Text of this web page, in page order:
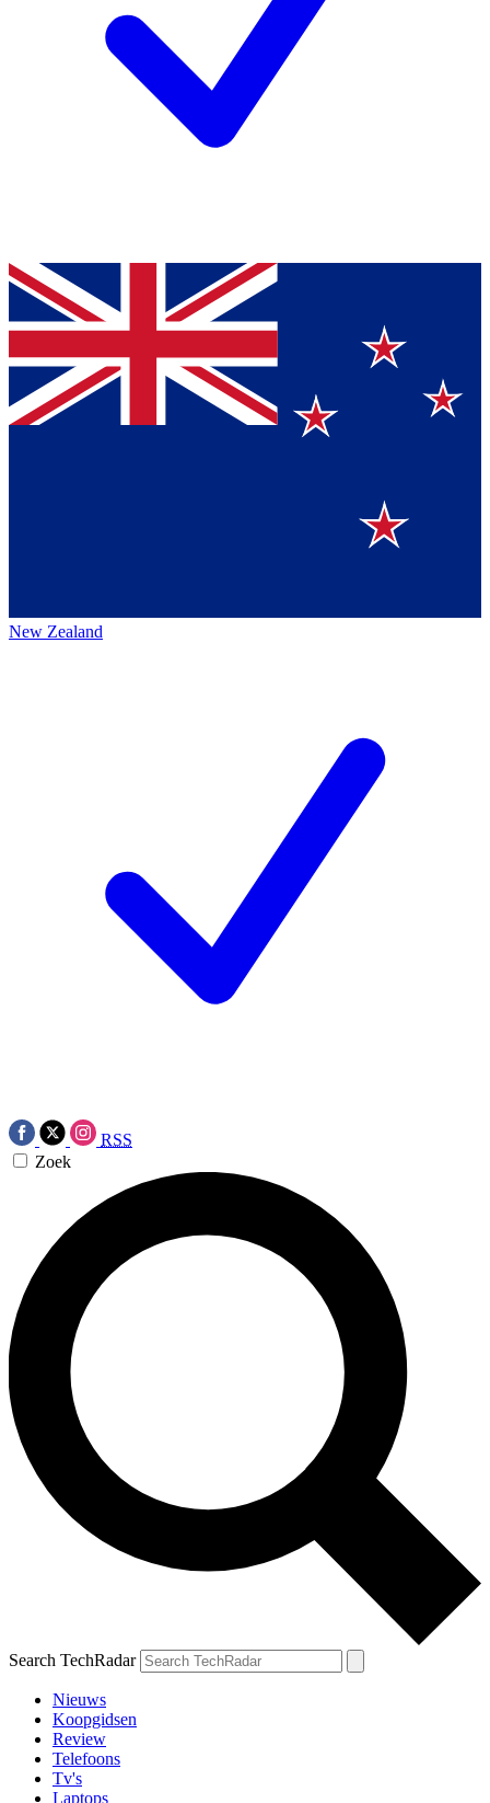
New Zealand
RSS
Zoek
Search TechRadar
Nieuws
Koopgidsen
Review
Telefoons
Tv's
Laptops